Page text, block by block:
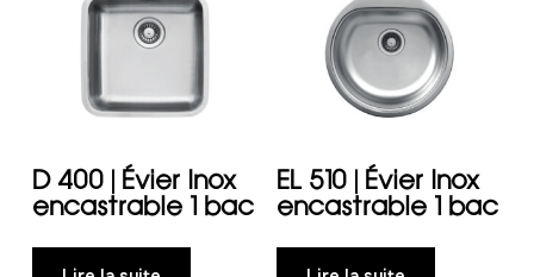
D 400 | Évier Inox
encastrable 1 bac
EL 510 | Évier Inox
encastrable 1 bac